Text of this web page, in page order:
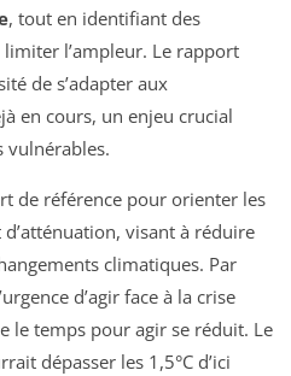
, tout en identifiant des
l’ampleur. Le rapport
de s’adapter aux
en cours, un enjeu crucial
vulnérables.
de référence pour orienter les
d’atténuation, visant à réduire
climatiques. Par
d’agir face à la crise
le temps pour agir se réduit. Le
dépasser les 1,5°C d’ici